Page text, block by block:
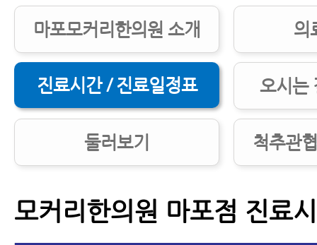
마포모커리한의원 소개 의
진료시간 / 진료일정표 오시는
둘러보기 척추관
모커리한의원 마포점 진료